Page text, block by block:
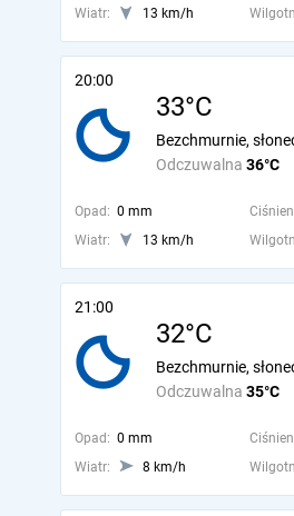
Wiatr:
13 km/h
20:00
33°C
Odczuwalna 36°C
Bezchmurnie,
Opad: 0 mm
Wiatr:
13 km/h
21:00
32°C
Odczuwalna 35°C
Bezchmurnie,
Opad: 0 mm
Wiatr:
8 km/h